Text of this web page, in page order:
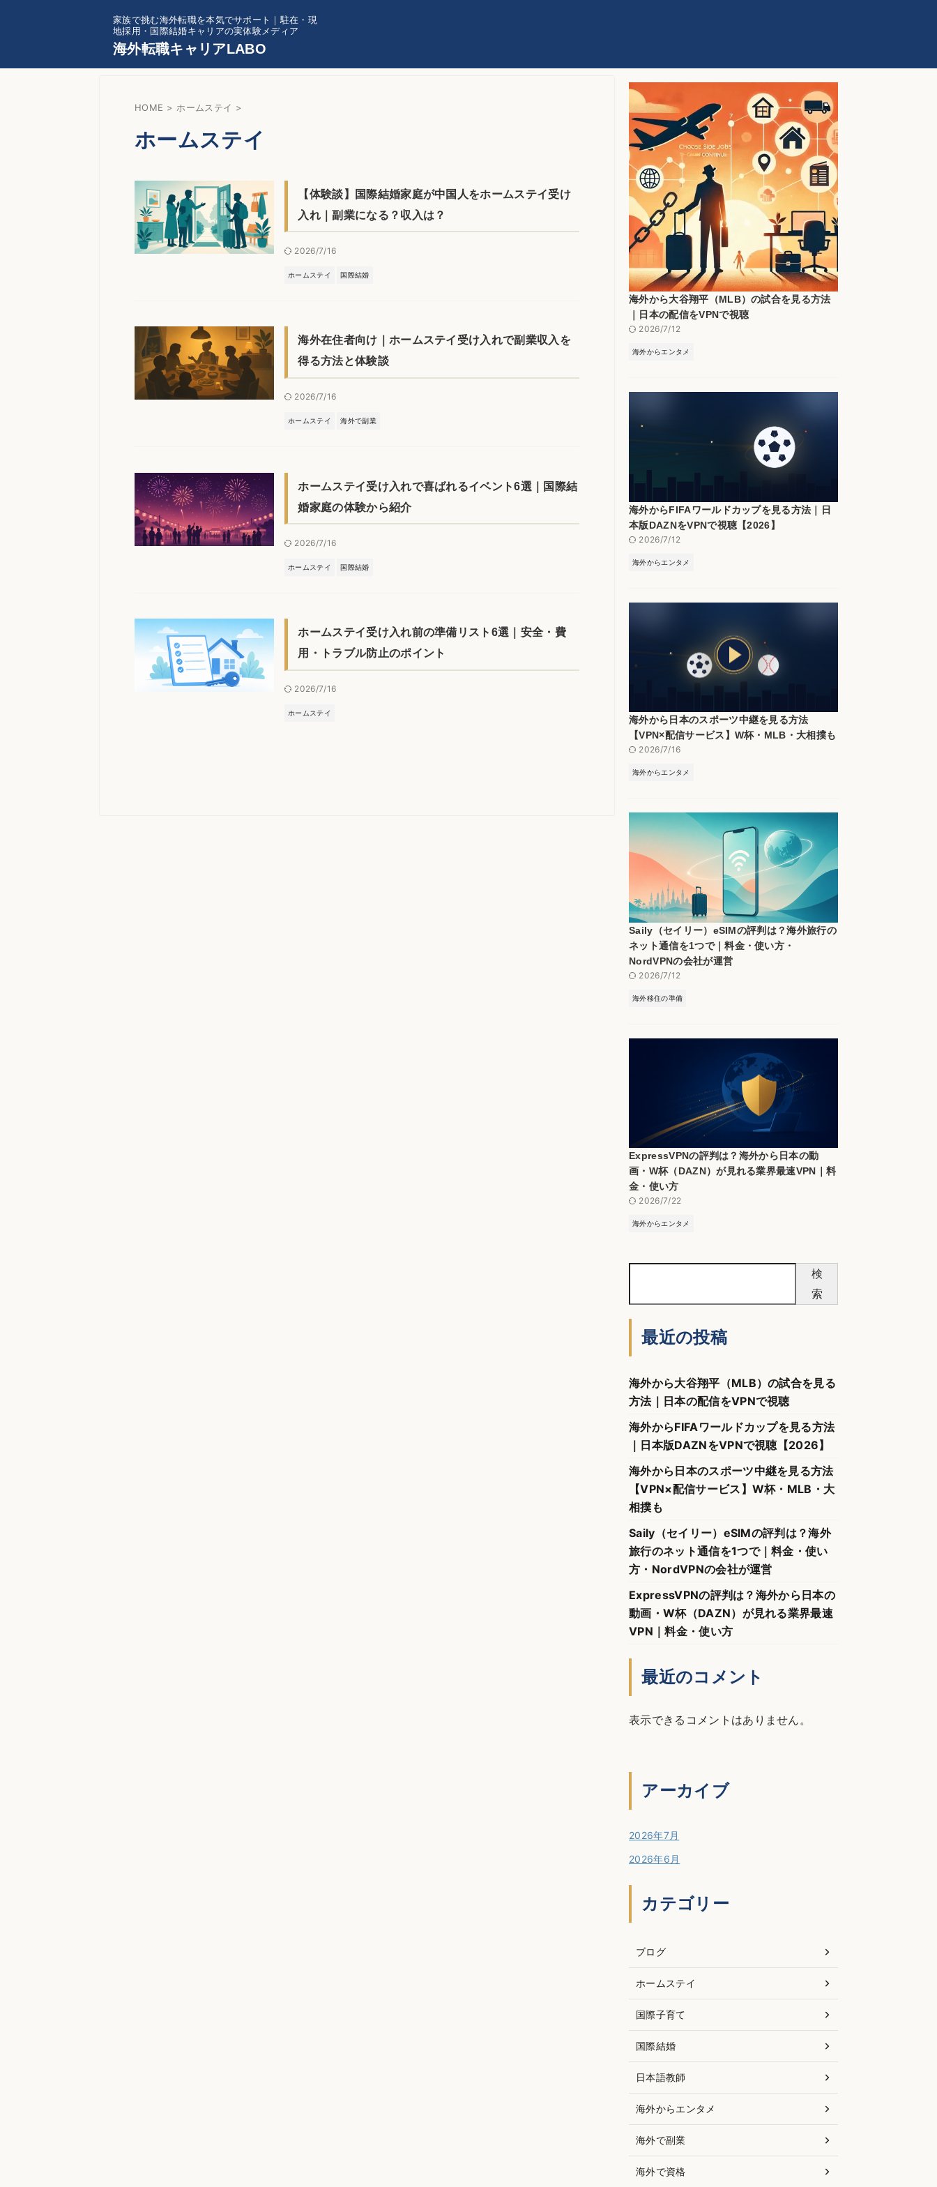
家族で挑む海外転職を本気でサポート｜駐在・現
地採用・国際結婚キャリアの実体験メディア
海外転職キャリアLABO
HOME > ホームステイ >
ホームステイ
【体験談】国際結婚家庭が中国人をホームステイ受け
入れ｜副業になる？収入は？
2026/7/16
ホームステイ 国際結婚
海外在住者向け｜ホームステイ受け入れで副業収入を
得る方法と体験談
2026/7/16
ホームステイ 海外で副業
ホームステイ受け入れで喜ばれるイベント6選｜国際結
婚家庭の体験から紹介
2026/7/16
ホームステイ 国際結婚
ホームステイ受け入れ前の準備リスト6選｜安全・費
用・トラブル防止のポイント
2026/7/16
ホームステイ
海外から大谷翔平（MLB）の試合を見る方法
｜日本の配信をVPNで視聴
2026/7/12
海外からエンタメ
海外からFIFAワールドカップを見る方法｜日
本版DAZNをVPNで視聴【2026】
2026/7/12
海外からエンタメ
海外から日本のスポーツ中継を見る方法
【VPN×配信サービス】W杯・MLB・大相撲も
2026/7/16
海外からエンタメ
Saily（セイリー）eSIMの評判は？海外旅行の
ネット通信を1つで｜料金・使い方・
NordVPNの会社が運営
2026/7/12
海外移住の準備
ExpressVPNの評判は？海外から日本の動
画・W杯（DAZN）が見れる業界最速VPN｜料
金・使い方
2026/7/22
海外からエンタメ
検
索
最近の投稿
海外から大谷翔平（MLB）の試合を見る
方法｜日本の配信をVPNで視聴
海外からFIFAワールドカップを見る方法
｜日本版DAZNをVPNで視聴【2026】
海外から日本のスポーツ中継を見る方法
【VPN×配信サービス】W杯・MLB・大
相撲も
Saily（セイリー）eSIMの評判は？海外
旅行のネット通信を1つで｜料金・使い
方・NordVPNの会社が運営
ExpressVPNの評判は？海外から日本の
動画・W杯（DAZN）が見れる業界最速
VPN｜料金・使い方
最近のコメント
表示できるコメントはありません。
アーカイブ
2026年7月
2026年6月
カテゴリー
ブログ
ホームステイ
国際子育て
国際結婚
日本語教師
海外からエンタメ
海外で副業
海外で資格